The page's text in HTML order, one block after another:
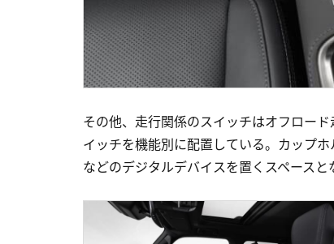
その他、走行関係のスイッチはオフロー
イッチを機能別に配置している。カップ
などのデジタルデバイスを置くスペースと